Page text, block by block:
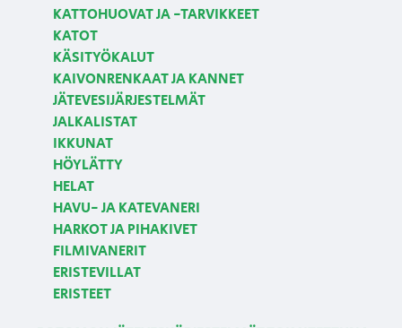
KATTOHUOVAT JA -TARVIKKEET
KATOT
KÄSITYÖKALUT
KAIVONRENKAAT JA KANNET
JÄTEVESIJÄRJESTELMÄT
JALKALISTAT
IKKUNAT
HÖYLÄTTY
HELAT
HAVU- JA KATEVANERI
HARKOT JA PIHAKIVET
FILMIVANERIT
ERISTEVILLAT
ERISTEET